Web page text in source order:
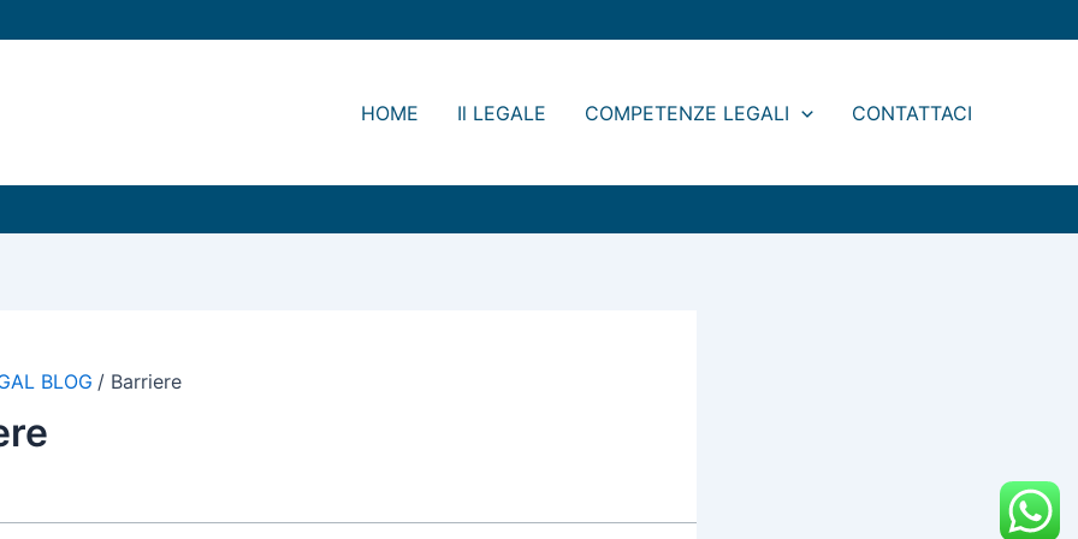
HOME Il LEGALE COMPETENZE LEGALI CONTATTACI
BLOG Barriere
Blog